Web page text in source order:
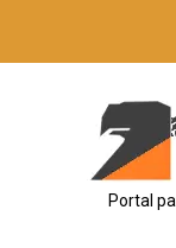
Portal